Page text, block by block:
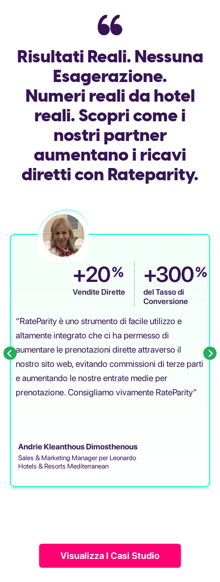
Risultati Reali. Nessuna
Esagerazione.
Numeri reali da hotel
reali. Scopri come i
nostri partner
aumentano i ricavi
diretti con Rateparity.
+20%
Vendite Dirette
+300%
del Tasso di
Conversione
“RateParity è uno strumento di facile utilizzo e
altamente integrato che ci ha permesso di
aumentare le prenotazioni dirette attraverso il
nostro sito web, evitando commissioni di terze parti
e aumentando le nostre entrate medie per
prenotazione. Consigliamo vivamente RateParity”
Andrie Kleanthous Dimosthenous
Sales & Marketing Manager per Leonardo
Hotels & Resorts Mediterranean
Visualizza I Casi Studio